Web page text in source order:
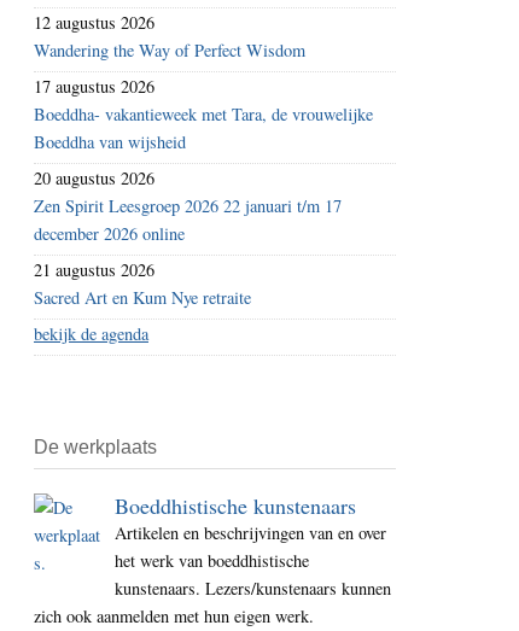
12 augustus 2026
Wandering the Way of Perfect Wisdom
17 augustus 2026
Boeddha- vakantieweek met Tara, de vrouwelijke
Boeddha van wijsheid
20 augustus 2026
Zen Spirit Leesgroep 2026 22 januari t/m 17
december 2026 online
21 augustus 2026
Sacred Art en Kum Nye retraite
bekijk de agenda
De werkplaats
Boeddhistische kunstenaars
Artikelen en beschrijvingen van en over
het werk van boeddhistische
kunstenaars. Lezers/kunstenaars kunnen
zich ook aanmelden met hun eigen werk.